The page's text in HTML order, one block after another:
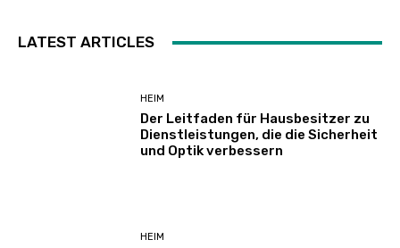
LATEST ARTICLES
HEIM
Der Leitfaden für Hausbesitzer zu
Dienstleistungen, die die Sicherheit
und Optik verbessern
HEIM